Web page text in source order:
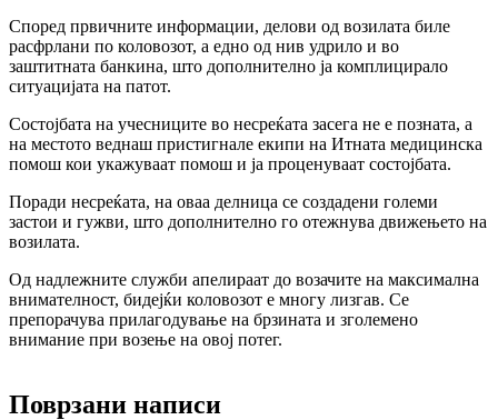
Според првичните информации, делови од возилата биле
расфрлани по коловозот, а едно од нив удрило и во
заштитната банкина, што дополнително ја комплицирало
ситуацијата на патот.
Состојбата на учесниците во несреќата засега не е позната, а
на местото веднаш пристигнале екипи на Итната медицинска
помош кои укажуваат помош и ја проценуваат состојбата.
Поради несреќата, на оваа делница се создадени големи
застои и гужви, што дополнително го отежнува движењето на
возилата.
Од надлежните служби апелираат до возачите на максимална
внимателност, бидејќи коловозот е многу лизгав. Се
препорачува прилагодување на брзината и зголемено
внимание при возење на овој потег.
Поврзани написи